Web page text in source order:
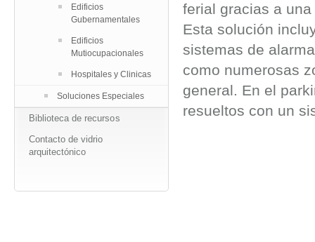
Edificios
Gubernamentales
Edificios
Mutiocupacionales
Hospitales y Clinicas
Soluciones Especiales
Biblioteca de recursos
Contacto de vidrio
arquitectónico
ferial gracias a
Esta solución
sistemas de
como numerosas
general. En el
resueltos con un